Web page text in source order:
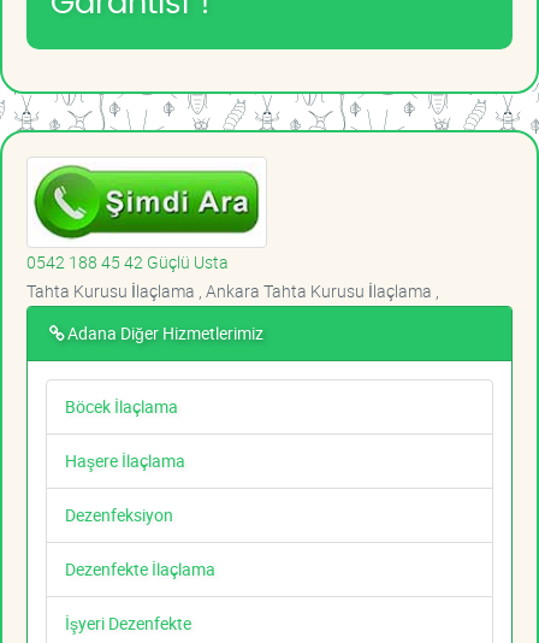
0542 188 45 42 Güçlü Usta
Tahta Kurusu İlaçlama , Ankara Tahta Kurusu İlaçlama ,
Adana Diğer Hizmetlerimiz
Böcek İlaçlama
Haşere İlaçlama
Dezenfeksiyon
Dezenfekte İlaçlama
İşyeri Dezenfekte